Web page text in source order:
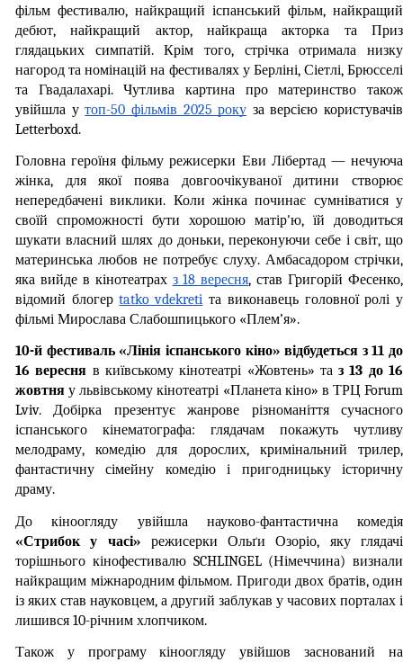
фільм фестивалю, найкращий іспанський фільм, найкращий
дебют, найкращий актор, найкраща акторка та Приз
глядацьких симпатій. Крім того, стрічка отримала низку
нагород та номінацій на фестивалях у Берліні, Сіетлі, Брюсселі
та Гвадалахарі. Чутлива картина про материнство також
увійшла у топ-50 фільмів 2025 року за версією користувачів
Letterboxd.
Головна героїня фільму режисерки Еви Лібертад — нечуюча
жінка, для якої поява довгоочікуваної дитини створює
непередбачені виклики. Коли жінка починає сумніватися у
своїй спроможності бути хорошою матір'ю, їй доводиться
шукати власний шлях до доньки, переконуючи себе і світ, що
материнська любов не потребує слуху. Амбасадором стрічки,
яка вийде в кінотеатрах з 18 вересня, став Григорій Фесенко,
відомий блогер tatko_vdekreti та виконавець головної ролі у
фільмі Мирослава Слабошпицького «Плем’я».
10-й фестиваль «Лінія іспанського кіно» відбудеться з 11 до
16 вересня в київському кінотеатрі «Жовтень» та з 13 до 16
жовтня у львівському кінотеатрі «Планета кіно» в ТРЦ Forum
Lviv. Добірка презентує жанрове різноманіття сучасного
іспанського кінематографа: глядачам покажуть чутливу
мелодраму, комедію для дорослих, кримінальний трилер,
фантастичну сімейну комедію і пригодницьку історичну
драму.
«Стрибок у часі» режисерки Ольґи Озоріо, яку глядачі
торішнього кінофестивалю SCHLINGEL (Німеччина) визнали
найкращим міжнародним фільмом. Пригоди двох братів, один
із яких став науковцем, а другий заблукав у часових порталах і
лишився 10-річним хлопчиком.
Також у програму кіноогляду увійшов заснований на